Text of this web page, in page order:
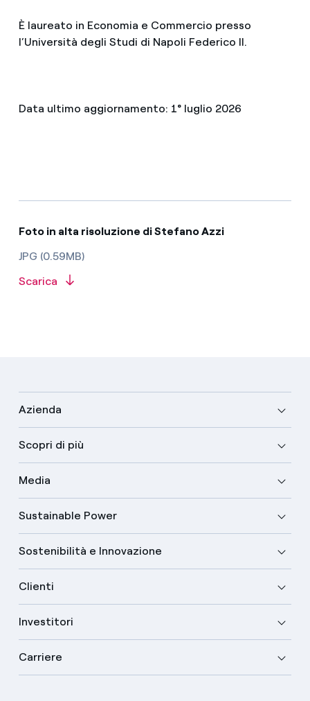
È laureato in Economia e Commercio presso
l’Università degli Studi di Napoli Federico II.
Data ultimo aggiornamento: 1° luglio 2026
Foto in alta risoluzione di Stefano Azzi
JPG (0.59MB)
Scarica
Azienda
Scopri di più
Media
Sustainable Power
Sostenibilità e Innovazione
Clienti
Investitori
Carriere